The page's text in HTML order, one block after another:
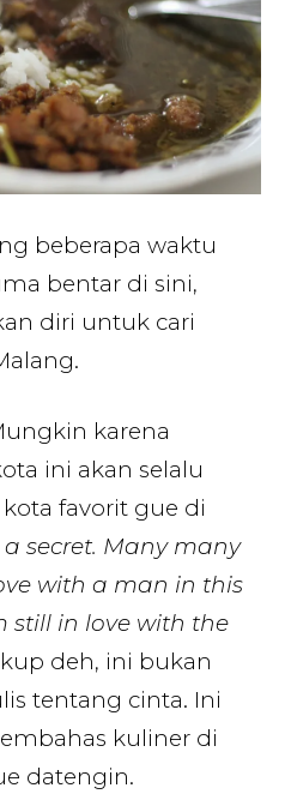
Coba!
beberapa waktu
bentar di sini,
diri untuk cari
karena
ini akan selalu
favorit gue di
a secret. Many many
with a man in this
still in love with the
deh, ini bukan
tentang cinta. Ini
kuliner di
datengin.